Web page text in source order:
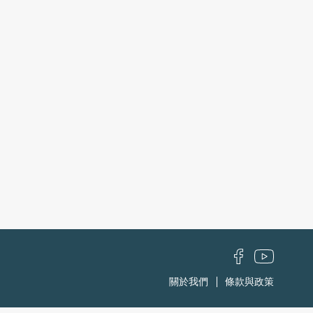
關於我們
條款與政策